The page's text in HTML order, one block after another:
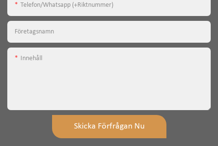
Telefon/whatsapp (+riktnummer)
Företagsnamn
Innehåll
Skicka Förfrågan Nu